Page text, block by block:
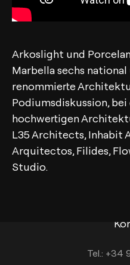
Arkoslight und
Marbella sechs
renommierte
Podiumsdiskussion,
hochwertigen
L35 Architects, Inhabit
Arquitectos, Filides,
Studio.
Tel.: +34